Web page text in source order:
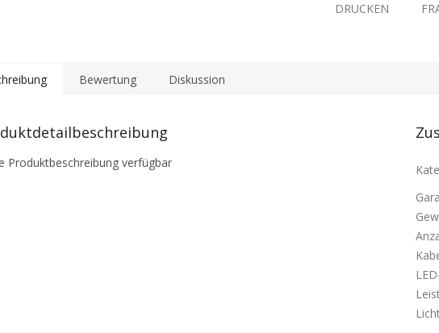
DRUCKEN
Bewertung Diskussion
Produktbeschreibung verfügbar